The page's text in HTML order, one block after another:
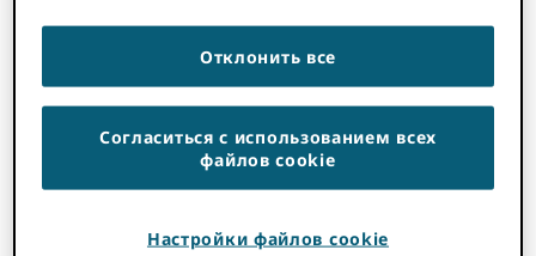
своим ORCID являются точными и
правильно описывают сторону, которая
принимает на себя ответственность за
персональные данные после их передачи.
возможность обеспечить соблюдение
Отклонить все
Согласиться с использованием всех
файлов cookie
Настройки файлов cookie